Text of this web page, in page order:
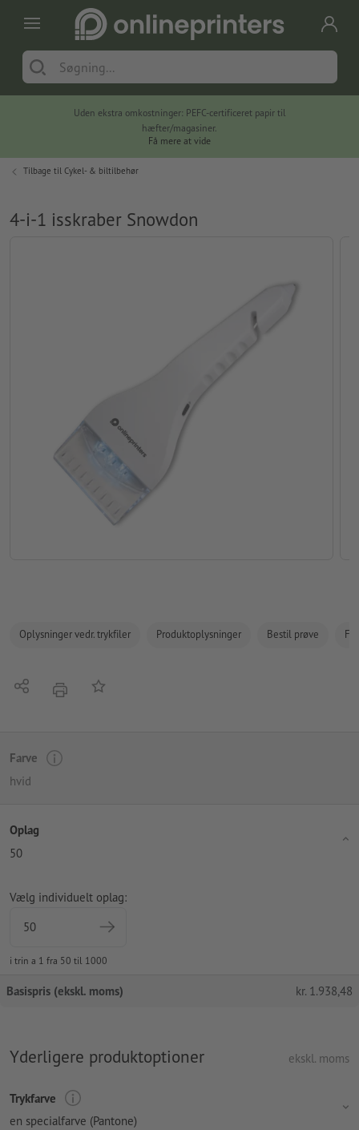
Uden ekstra omkostninger: PEFC-certificeret papir til
hæfter/magasiner.
Få mere at vide
Tilbage til Cykel- & biltilbehør
4-i-1 isskraber Snowdon
Oplysninger vedr. trykfiler Produktoplysninger Bestil prøve
Del tryk Tilføj til huskelisten
Farve
hvid
Oplag
50
Vælg individuelt oplag:
i trin a 1 fra 50 til 1000
Basispris (ekskl. moms) kr. 1.938,48
Yderligere produktoptioner ekskl. moms
Trykfarve
en specialfarve (Pantone)